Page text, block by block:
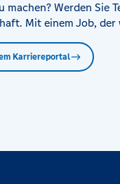
13, 02689 Sohland
machen? Werden Sie
Mit einem Job,
Karriereportal